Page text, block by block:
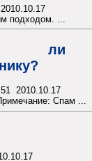
подходом. ...
ли
2010.10.17
Спам ...